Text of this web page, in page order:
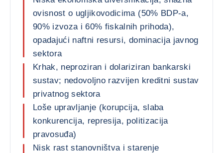
ovisnost o ugljikovodicima (50% BDP-a,
90% izvoza i 60% fiskalnih prihoda),
opadajući naftni resursi, dominacija javnog
sektora
Krhak, neproziran i dolariziran bankarski
sustav; nedovoljno razvijen kreditni sustav
privatnog sektora
Loše upravljanje (korupcija, slaba
konkurencija, represija, politizacija
pravosuđa)
Nisk rast stanovništva i starenje